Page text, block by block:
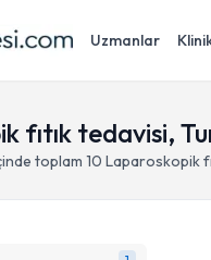
Uzmanlar
fıtık tedavisi,
toplam 10 Laparoskopik